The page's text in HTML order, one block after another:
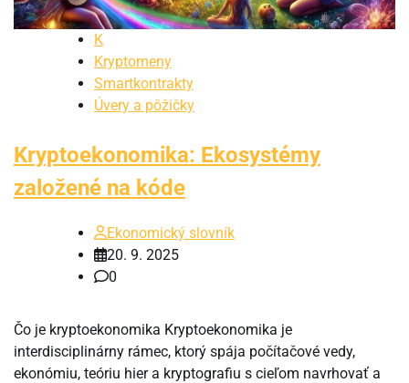
K
Kryptomeny
Smartkontrakty
Úvery a pôžičky
Kryptoekonomika: Ekosystémy
založené na kóde
Ekonomický slovník
20. 9. 2025
0
Čo je kryptoekonomika Kryptoekonomika je
interdisciplinárny rámec, ktorý spája počítačové vedy,
ekonómiu, teóriu hier a kryptografiu s cieľom navrhovať a